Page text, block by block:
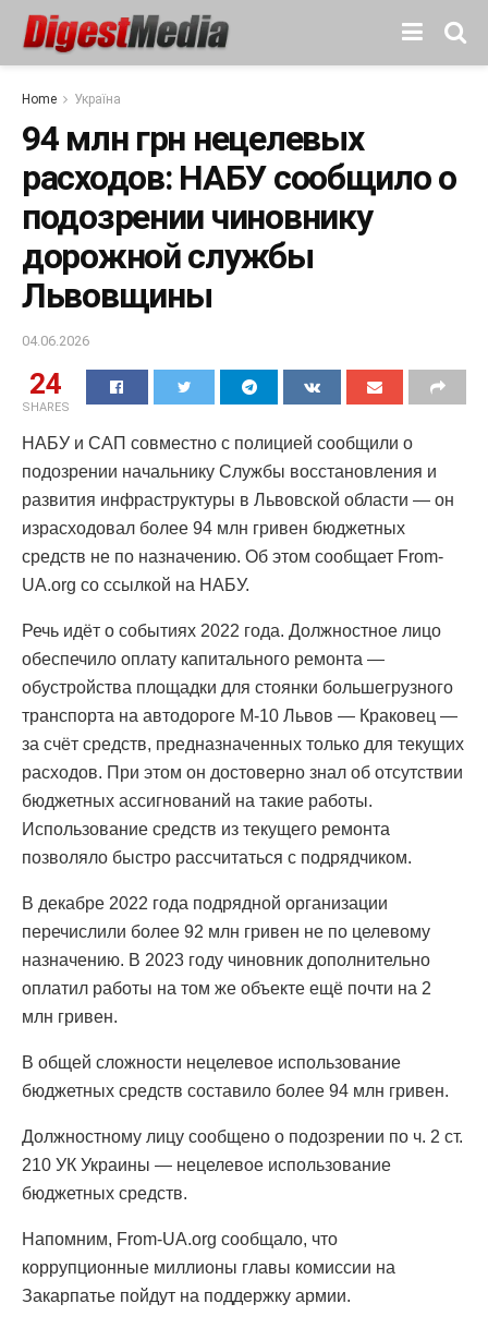
Home Україна
94 млн грн нецелевых
расходов: НАБУ сообщило о
подозрении чиновнику
дорожной службы
Львовщины
04.06.2026
24
SHARES
НАБУ и САП совместно с полицией сообщили о
подозрении начальнику Службы восстановления и
развития инфраструктуры в Львовской области — он
израсходовал более 94 млн гривен бюджетных
средств не по назначению. Об этом сообщает From-
UA.org со ссылкой на НАБУ.
Речь идёт о событиях 2022 года. Должностное лицо
обеспечило оплату капитального ремонта —
обустройства площадки для стоянки большегрузного
транспорта на автодороге М-10 Львов — Краковец —
за счёт средств, предназначенных только для текущих
расходов. При этом он достоверно знал об отсутствии
бюджетных ассигнований на такие работы.
Использование средств из текущего ремонта
позволяло быстро рассчитаться с подрядчиком.
В декабре 2022 года подрядной организации
перечислили более 92 млн гривен не по целевому
назначению. В 2023 году чиновник дополнительно
оплатил работы на том же объекте ещё почти на 2
млн гривен.
В общей сложности нецелевое использование
бюджетных средств составило более 94 млн гривен.
Должностному лицу сообщено о подозрении по ч. 2 ст.
210 УК Украины — нецелевое использование
бюджетных средств.
Напомним, From-UA.org сообщало, что
коррупционные миллионы главы комиссии на
Закарпатье пойдут на поддержку армии.